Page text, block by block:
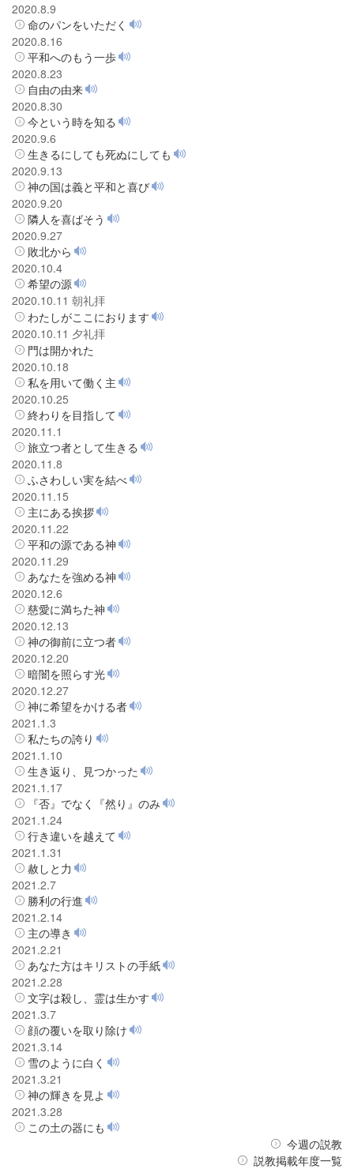
2020.8.9
命のパンをいただく
2020.8.16
平和へのもう一歩
2020.8.23
自由の由来
2020.8.30
今という時を知る
2020.9.6
生きるにしても死ぬにしても
2020.9.13
神の国は義と平和と喜び
2020.9.20
隣人を喜ばそう
2020.9.27
敗北から
2020.10.4
希望の源
2020.10.11 朝礼拝
わたしがここにおります
2020.10.11 夕礼拝
門は開かれた
2020.10.18
私を用いて働く主
2020.10.25
終わりを目指して
2020.11.1
旅立つ者として生きる
2020.11.8
ふさわしい実を結べ
2020.11.15
主にある挨拶
2020.11.22
平和の源である神
2020.11.29
あなたを強める神
2020.12.6
慈愛に満ちた神
2020.12.13
神の御前に立つ者
2020.12.20
暗闇を照らす光
2020.12.27
神に希望をかける者
2021.1.3
私たちの誇り
2021.1.10
生き返り、見つかった
2021.1.17
『否』でなく『然り』のみ
2021.1.24
行き違いを越えて
2021.1.31
赦しと力
2021.2.7
勝利の行進
2021.2.14
主の導き
2021.2.21
あなた方はキリストの手紙
2021.2.28
文字は殺し、霊は生かす
2021.3.7
顔の覆いを取り除け
2021.3.14
雪のように白く
2021.3.21
神の輝きを見よ
2021.3.28
この土の器にも
今週の説教
説教掲載年度一覧